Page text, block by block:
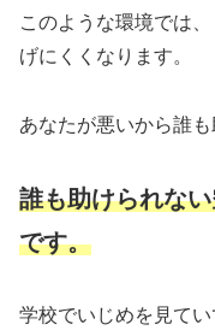
このような環境では
げにくくなります。
あなたが悪いから誰
誰も助けられな
です。
学校でいじめを見て